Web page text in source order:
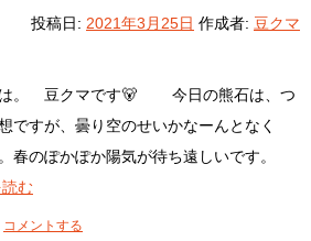
投稿日: 2021年3月25日 作成者: 豆クマ
。 豆クマです🐻 今日の熊石は、つ
ですが、曇り空のせいかなーんとなく
春のぽかぽか陽気が待ち遠しいです。
む
コメントする